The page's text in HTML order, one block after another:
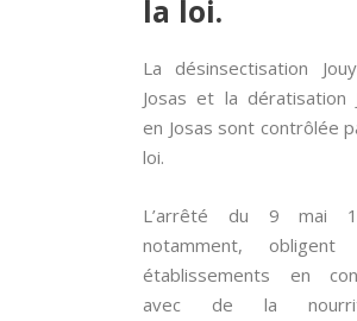
la loi.
La désinsectisation
Josas et la dératisation
en Josas sont contrôlée
loi.
L’arrêté du 9 mai
notamment, obligent
établissements en
avec de la